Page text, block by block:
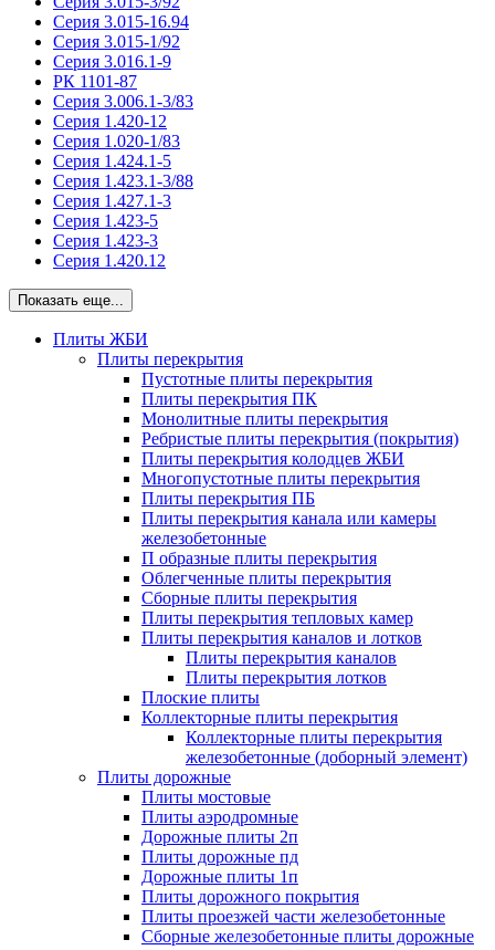
Серия 3.015-16.94
Серия 3.015-1/92
Серия 3.016.1-9
РК 1101-87
Серия 3.006.1-3/83
Серия 1.420-12
Серия 1.020-1/83
Серия 1.424.1-5
Серия 1.423.1-3/88
Серия 1.427.1-3
Серия 1.423-5
Серия 1.423-3
Серия 1.420.12
Показать еще...
Плиты ЖБИ
Плиты перекрытия
Пустотные плиты перекрытия
Плиты перекрытия ПК
Монолитные плиты перекрытия
Ребристые плиты перекрытия (покрытия)
Плиты перекрытия колодцев ЖБИ
Многопустотные плиты перекрытия
Плиты перекрытия ПБ
Плиты перекрытия канала или камеры
железобетонные
П образные плиты перекрытия
Облегченные плиты перекрытия
Сборные плиты перекрытия
Плиты перекрытия тепловых камер
Плиты перекрытия каналов и лотков
Плиты перекрытия каналов
Плиты перекрытия лотков
Плоские плиты
Коллекторные плиты перекрытия
Коллекторные плиты перекрытия
железобетонные (доборный элемент)
Плиты дорожные
Плиты мостовые
Плиты аэродромные
Дорожные плиты 2п
Плиты дорожные пд
Дорожные плиты 1п
Плиты дорожного покрытия
Плиты проезжей части железобетонные
Сборные железобетонные плиты дорожные